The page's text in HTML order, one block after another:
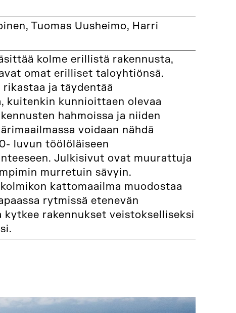
Tuomas Uusheimo, Harri
kolme erillistä rakennusta,
omat erilliset taloyhtiönsä.
ja täydentää
kuitenkin kunnioittaen olevaa
hahmoissa ja niiden
voidaan nähdä
luvun töölöläiseen
Julkisivut ovat muurattuja
murretuin sävyin.
kattomaailma muodostaa
rytmissä etenevän
kytkee rakennukset veistokselliseksi